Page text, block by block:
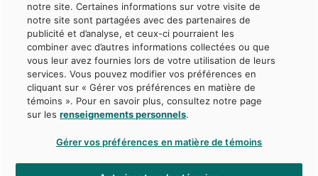
Menu
Réseaux
sociaux
La Caisse est une marque de commerce propriété de la Caisse de dépôt et
notre site. Certaines informations sur votre visite de
notre site sont partagées avec des partenaires de
publicité et d’analyse, et ceux-ci pourraient les
combiner avec d’autres informations collectées ou que
vous leur avez fournies lors de votre utilisation de leurs
services. Vous pouvez modifier vos préférences en
cliquant sur « Gérer vos préférences en matière de
témoins ». Pour en savoir plus, consultez notre page
sur lesrenseignements personnels.
Gérer vos préférences en matière de témoins